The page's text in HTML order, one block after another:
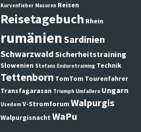
Kurvenfieber Masuren Reisen
Reisetagebuch Rhein
rumänienSardinien
Schwarzwald Sicherheitstraining
Slowenien Stefans Endurotraining Technik
Tettenborn TomTom Tourenfahrer
Transfagarasan Triumph Umfallera Ungarn
Usedom V-Stromforum Walpurgis
Walpurgisnacht WaPu